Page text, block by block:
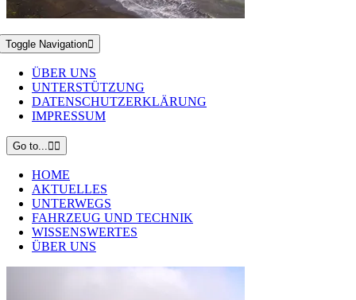
Toggle Navigation
ÜBER UNS
UNTERSTÜTZUNG
DATENSCHUTZERKLÄRUNG
IMPRESSUM
Go to...
HOME
AKTUELLES
UNTERWEGS
FAHRZEUG UND TECHNIK
WISSENSWERTES
ÜBER UNS